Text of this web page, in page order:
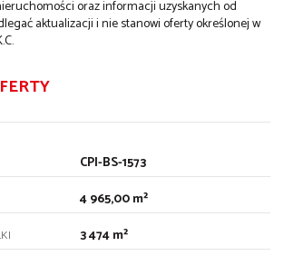
oraz informacji uzyskanych od
aktualizacji i nie stanowi oferty określonej w
CPI-BS-1573
4 965,00 m²
3 474 m²